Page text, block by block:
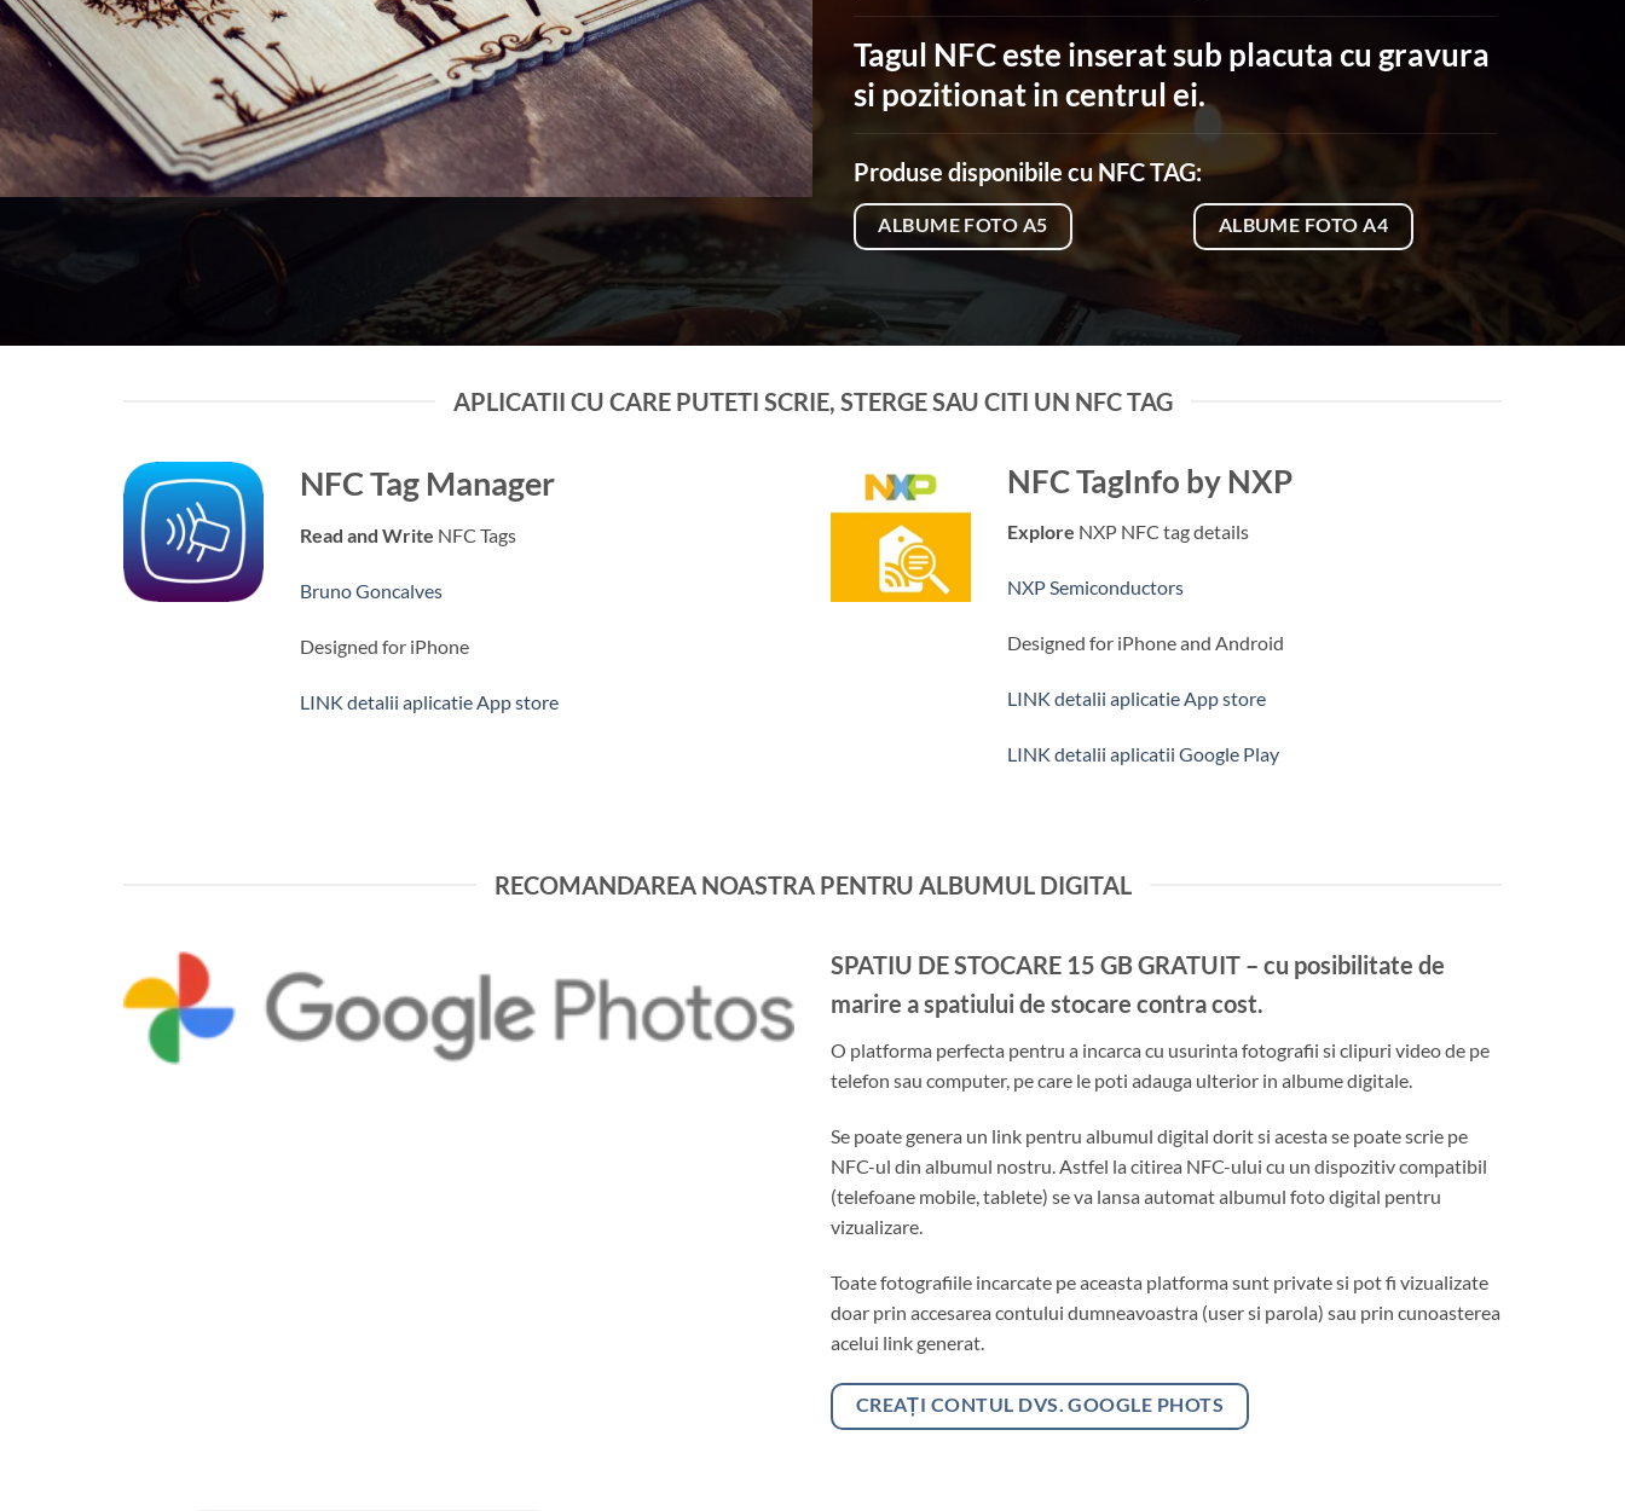
Tagul NFC este inserat sub placuta cu gravura
si pozitionat in centrul ei.
Produse disponibile cu NFC TAG:
ALBUME FOTO A5 ALBUME FOTO A4
APLICATII CU CARE PUTETI SCRIE, STERGE SAU CITI UN NFC TAG
NFC Tag Manager
Read and Write NFC Tags
Bruno Goncalves
Designed for iPhone
LINK detalii aplicatie App store
NFC TagInfo by NXP
Explore NXP NFC tag details
NXP Semiconductors
Designed for iPhone and Android
LINK detalii aplicatie App store
LINK detalii aplicatii Google Play
RECOMANDAREA NOASTRA PENTRU ALBUMUL DIGITAL
SPATIU DE STOCARE 15 GB GRATUIT – cu posibilitate de
marire a spatiului de stocare contra cost.
O platforma perfecta pentru a incarca cu usurinta fotografii si clipuri video de pe
telefon sau computer, pe care le poti adauga ulterior in albume digitale.
Se poate genera un link pentru albumul digital dorit si acesta se poate scrie pe
NFC-ul din albumul nostru. Astfel la citirea NFC-ului cu un dispozitiv compatibil
(telefoane mobile, tablete) se va lansa automat albumul foto digital pentru
vizualizare.
Toate fotografiile incarcate pe aceasta platforma sunt private si pot fi vizualizate
doar prin accesarea contului dumneavoastra (user si parola) sau prin cunoasterea
acelui link generat.
CREAȚI CONTUL DVS. GOOGLE PHOTS